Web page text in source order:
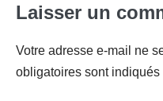
Laisser un
Votre adresse e-mail ne
obligatoires sont indiqués